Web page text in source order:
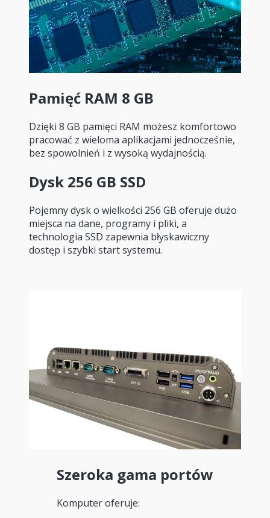
Pamięć RAM 8 GB
Dzięki 8 GB pamięci RAM możesz komfortowo
pracować z wieloma aplikacjami jednocześnie,
bez spowolnień i z wysoką wydajnością.
Dysk 256 GB SSD
Pojemny dysk o wielkości 256 GB oferuje dużo
miejsca na dane, programy i pliki, a
technologia SSD zapewnia błyskawiczny
dostęp i szybki start systemu.
Szeroka gama portów
Komputer oferuje: